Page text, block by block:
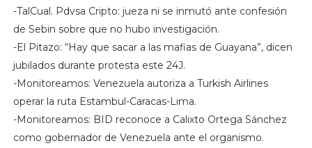
-TalCual. Pdvsa Cripto: jueza ni se inmutó ante confesión
de Sebin sobre que no hubo investigación.
-El Pitazo: “Hay que sacar a las mafias de Guayana”, dicen
jubilados durante protesta este 24J.
-Monitoreamos: Venezuela autoriza a Turkish Airlines
operar la ruta Estambul-Caracas-Lima.
-Monitoreamos: BID reconoce a Calixto Ortega Sánchez
como gobernador de Venezuela ante el organismo.